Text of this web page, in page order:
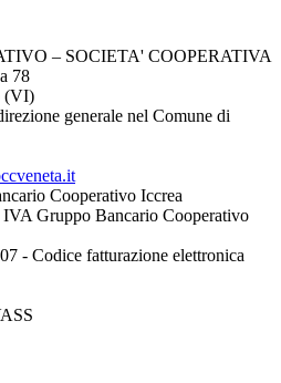
– SOCIETA' COOPERATIVA
78
(VI)
generale nel Comune di
Cooperativo Iccrea
IVA Gruppo Bancario Cooperativo
- Codice fatturazione elettronica